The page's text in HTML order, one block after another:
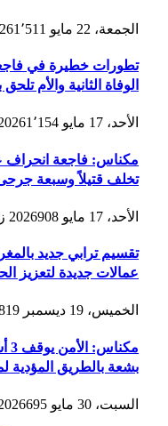
الجمعة، 22 مايو 2026 1٬511
تطورات خطيرة في
الوفاة الثانية والأم
الأحد، 17 مايو 2026 1٬154
مكناس: فاجعة انحراف
تخلف قتيلاً وسبعة
الأحد، 17 مايو 2026 908
عمالات جديدة لتعزيز
الخميس، 19 ديسمبر 2024
بشعة بالطريق المؤدية
السبت، 30 مايو 2026 695